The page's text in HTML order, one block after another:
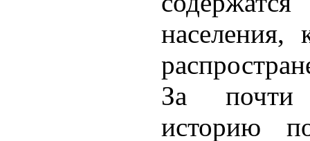
За почти
историю